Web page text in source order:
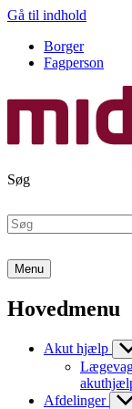
Gå til indhold
Borger
Fagperson
Søg
Menu
Hovedmenu
Akut hjælp
Afdelinger